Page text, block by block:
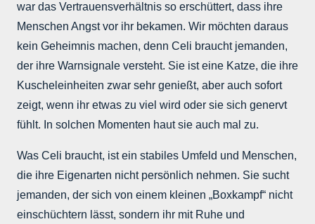
war das Vertrauensverhältnis so erschüttert, dass ihre
Menschen Angst vor ihr bekamen. Wir möchten daraus
kein Geheimnis machen, denn Celi braucht jemanden,
der ihre Warnsignale versteht. Sie ist eine Katze, die ihre
Kuscheleinheiten zwar sehr genießt, aber auch sofort
zeigt, wenn ihr etwas zu viel wird oder sie sich genervt
fühlt. In solchen Momenten haut sie auch mal zu.
Was Celi braucht, ist ein stabiles Umfeld und Menschen,
die ihre Eigenarten nicht persönlich nehmen. Sie sucht
jemanden, der sich von einem kleinen „Boxkampf“ nicht
einschüchtern lässt, sondern ihr mit Ruhe und